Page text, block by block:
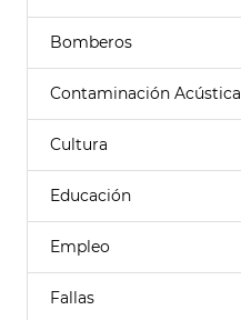
Bomberos
Contaminación Acústica
Cultura
Educación
Empleo
Fallas